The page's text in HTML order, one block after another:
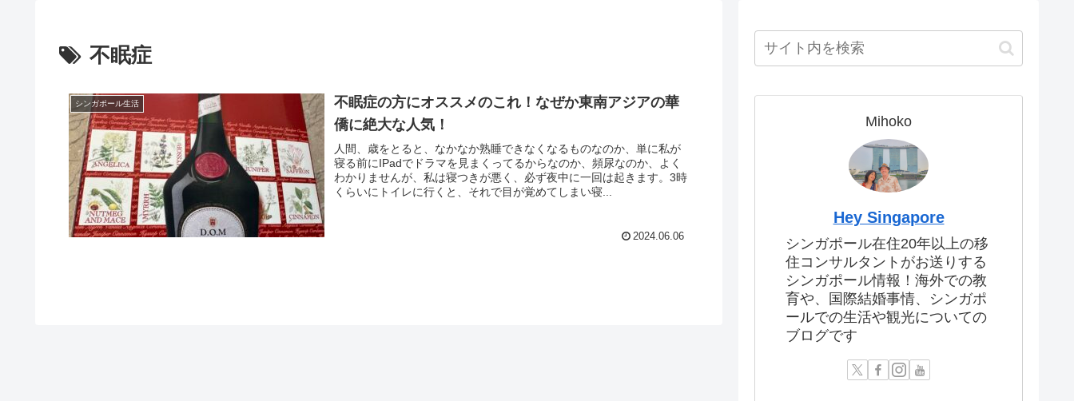
不眠症
シンガポール生活
不眠症の方にオススメのこれ！なぜか東南アジアの華
僑に絶大な人気！
人間、歳をとると、なかなか熟睡できなくなるものなのか、単に私が
寝る前にIPadでドラマを見まくってるからなのか、頻尿なのか、よく
わかりませんが、私は寝つきが悪く、必ず夜中に一回は起きます。3時
くらいにトイレに行くと、それで目が覚めてしまい寝...
2024.06.06
Mihoko
Hey Singapore
シンガポール在住20年以上の移
住コンサルタントがお送りする
シンガポール情報！海外での教
育や、国際結婚事情、シンガポ
ールでの生活や観光についての
ブログです